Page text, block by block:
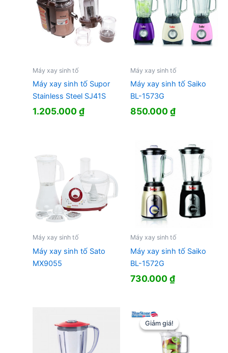
Máy xay sinh tố
Máy xay sinh tố Supor
Stainless Steel SJ41S
1.205.000₫
Máy xay sinh tố
Máy xay sinh tố Saiko
BL-1573G
850.000₫
Máy xay sinh tố
Máy xay sinh tố Sato
MX9055
Máy xay sinh tố
Máy xay sinh tố Saiko
BL-1572G
730.000₫
Giảm giá!
Giảm giá!